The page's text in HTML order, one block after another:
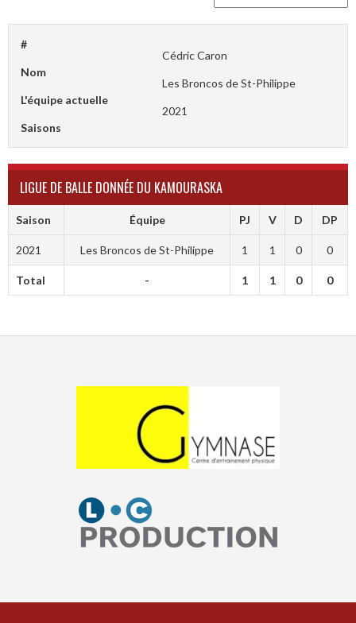
#
Nom
Cédric Caron
L'équipe actuelle
Les Broncos de St-Philippe
Saisons
2021
LIGUE DE BALLE DONNÉE DU KAMOURASKA
Saison Équipe PJ V D DP
2021 Les Broncos de St-Philippe 1 1 0 0
Total - 1 1 0 0